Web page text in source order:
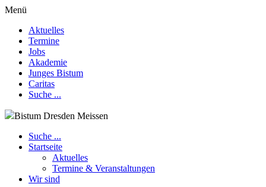
Menü
Aktuelles
Termine
Jobs
Akademie
Junges Bistum
Caritas
Suche ...
Bistum Dresden Meissen
Suche ...
Startseite
Aktuelles
Termine & Veranstaltungen
Wir sind